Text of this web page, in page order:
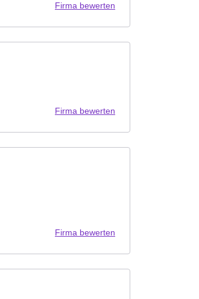
Firma bewerten
Firma bewerten
Firma bewerten